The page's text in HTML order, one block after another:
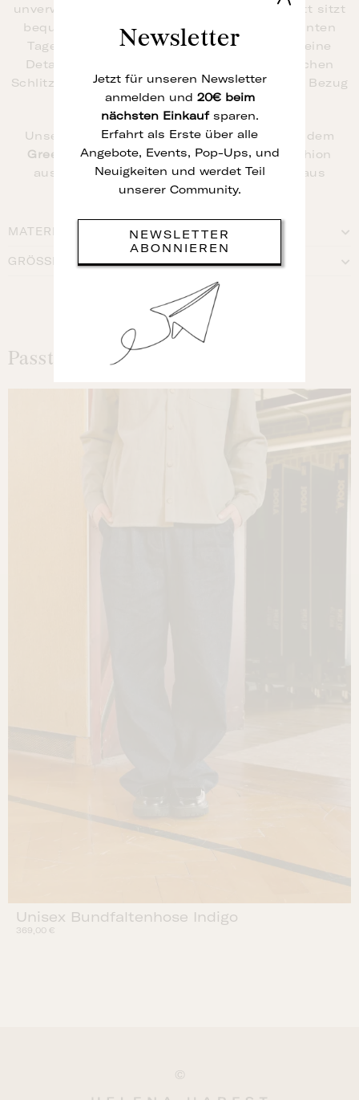
unverwechselbar machen. Der lockere Schnitt sitzt
bequem und macht alles mit – von entspannten
Tagen bis hin zu besonderen Momenten. Feine
Details wie die Rückenpasse und die seitlichen
Schlitze verleihen dem Hemd einen dezenten Bezug
zu traditionellem Handwerk.
Unsere Bouretteseide-Designs wurden mit dem
Green Product Award 2025im Bereich Fashion
ausgezeichnet – für nachhaltige Eleganz aus
biologisch produzierter Seide.
MATERIAL
GRÖSSENTABELLE
Passt auch zu
Unisex Bundfaltenhose Indigo
369,00 €
©
Newsletter
Jetzt für unseren Newsletter
anmelden und 20€ beim
nächsten Einkaufsparen.
Erfahrt als Erste über alle
Angebote, Events, Pop-Ups, und
Neuigkeiten und werdet Teil
unserer Community.
NEWSLETTER
ABONNIEREN